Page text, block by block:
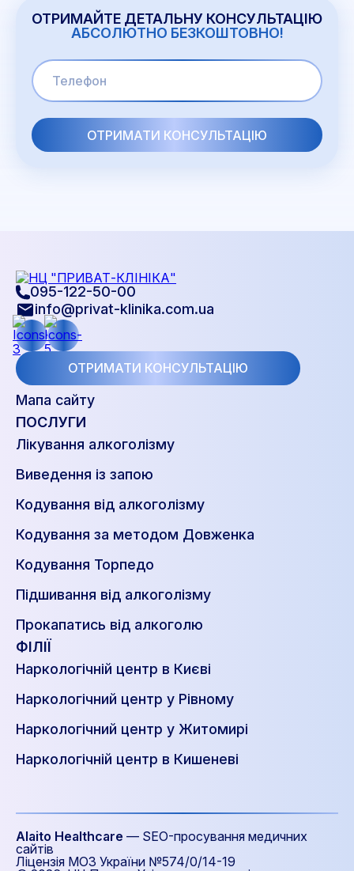
ОТРИМАЙТЕ ДЕТАЛЬНУ КОНСУЛЬТАЦІЮ
АБСОЛЮТНО БЕЗКОШТОВНО!
095-122-50-00
info@privat-klinika.com.ua
ОТРИМАТИ КОНСУЛЬТАЦІЮ
Мапа сайту
ПОСЛУГИ
Лікування алкоголізму
Виведення із запою
Кодування від алкоголізму
Кодування за методом Довженка
Кодування Торпедо
Підшивання від алкоголізму
Прокапатись від алкоголю
ФІЛІЇ
Наркологічній центр в Києві
Наркологічний центр у Рівному
Наркологічний центр у Житомирі
Наркологічній центр в Кишеневі
Alaito Healthcare — SEO-просування медичних
сайтів
Ліцензія МОЗ України №574/0/14-19